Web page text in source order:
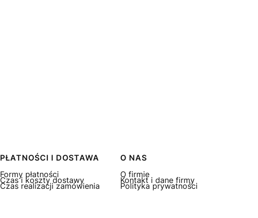
PŁATNOŚCI I DOSTAWA
Formy płatności
Czas i koszty dostawy
Czas realizacji zamówienia
O NAS
O firmie
Kontakt i dane firmy
Polityka prywatności